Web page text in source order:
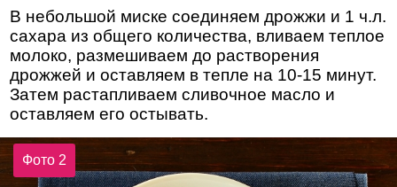
В небольшой миске соединяем дрожжи и 1 ч.л.
сахара из общего количества, вливаем теплое
молоко, размешиваем до растворения
дрожжей и оставляем в тепле на 10-15 минут.
Затем растапливаем сливочное масло и
оставляем его остывать.
Фото 2